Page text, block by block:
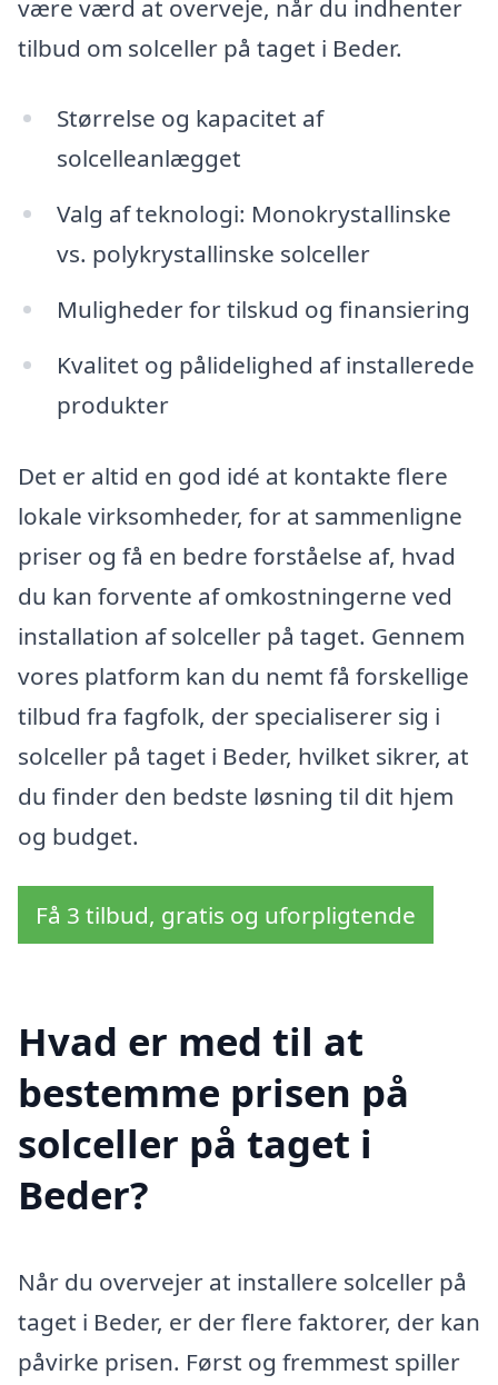
være værd at overveje, når du indhenter
tilbud om solceller på taget i Beder.
Størrelse og kapacitet af
solcelleanlægget
Valg af teknologi: Monokrystallinske
vs. polykrystallinske solceller
Muligheder for tilskud og finansiering
Kvalitet og pålidelighed af installerede
produkter
Det er altid en god idé at kontakte flere
lokale virksomheder, for at sammenligne
priser og få en bedre forståelse af, hvad
du kan forvente af omkostningerne ved
installation af solceller på taget. Gennem
vores platform kan du nemt få forskellige
tilbud fra fagfolk, der specialiserer sig i
solceller på taget i Beder, hvilket sikrer, at
du finder den bedste løsning til dit hjem
og budget.
Få 3 tilbud, gratis og uforpligtende
Hvad er med til at
bestemme prisen på
solceller på taget i
Beder?
Når du overvejer at installere solceller på
taget i Beder, er der flere faktorer, der kan
påvirke prisen. Først og fremmest spiller